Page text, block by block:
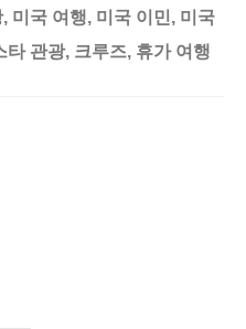
, 미국 여행, 미국 이민, 미국
타 관광, 크루즈, 휴가 여행